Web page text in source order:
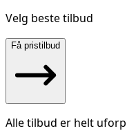
Velg beste tilbud
Få pristilbud
Alle tilbud er helt